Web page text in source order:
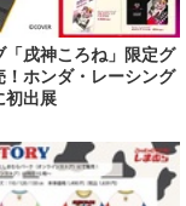
「戌神ころね」限定グ
！ホンダ・レーシング
初出展